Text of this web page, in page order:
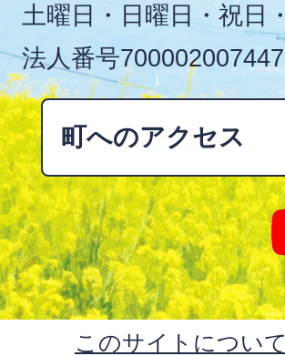
土曜日・日曜日・祝日
法人番号
町へのアクセス
このサイトについて